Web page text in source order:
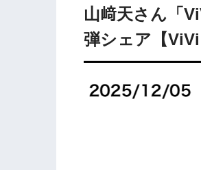
山﨑天さん「
弾シェア【ViVi